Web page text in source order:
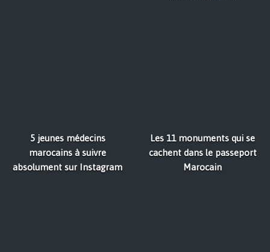
5 jeunes médecins
marocains à suivre
absolument sur Instagram
Les 11 monuments qui se
cachent dans le passeport
Marocain